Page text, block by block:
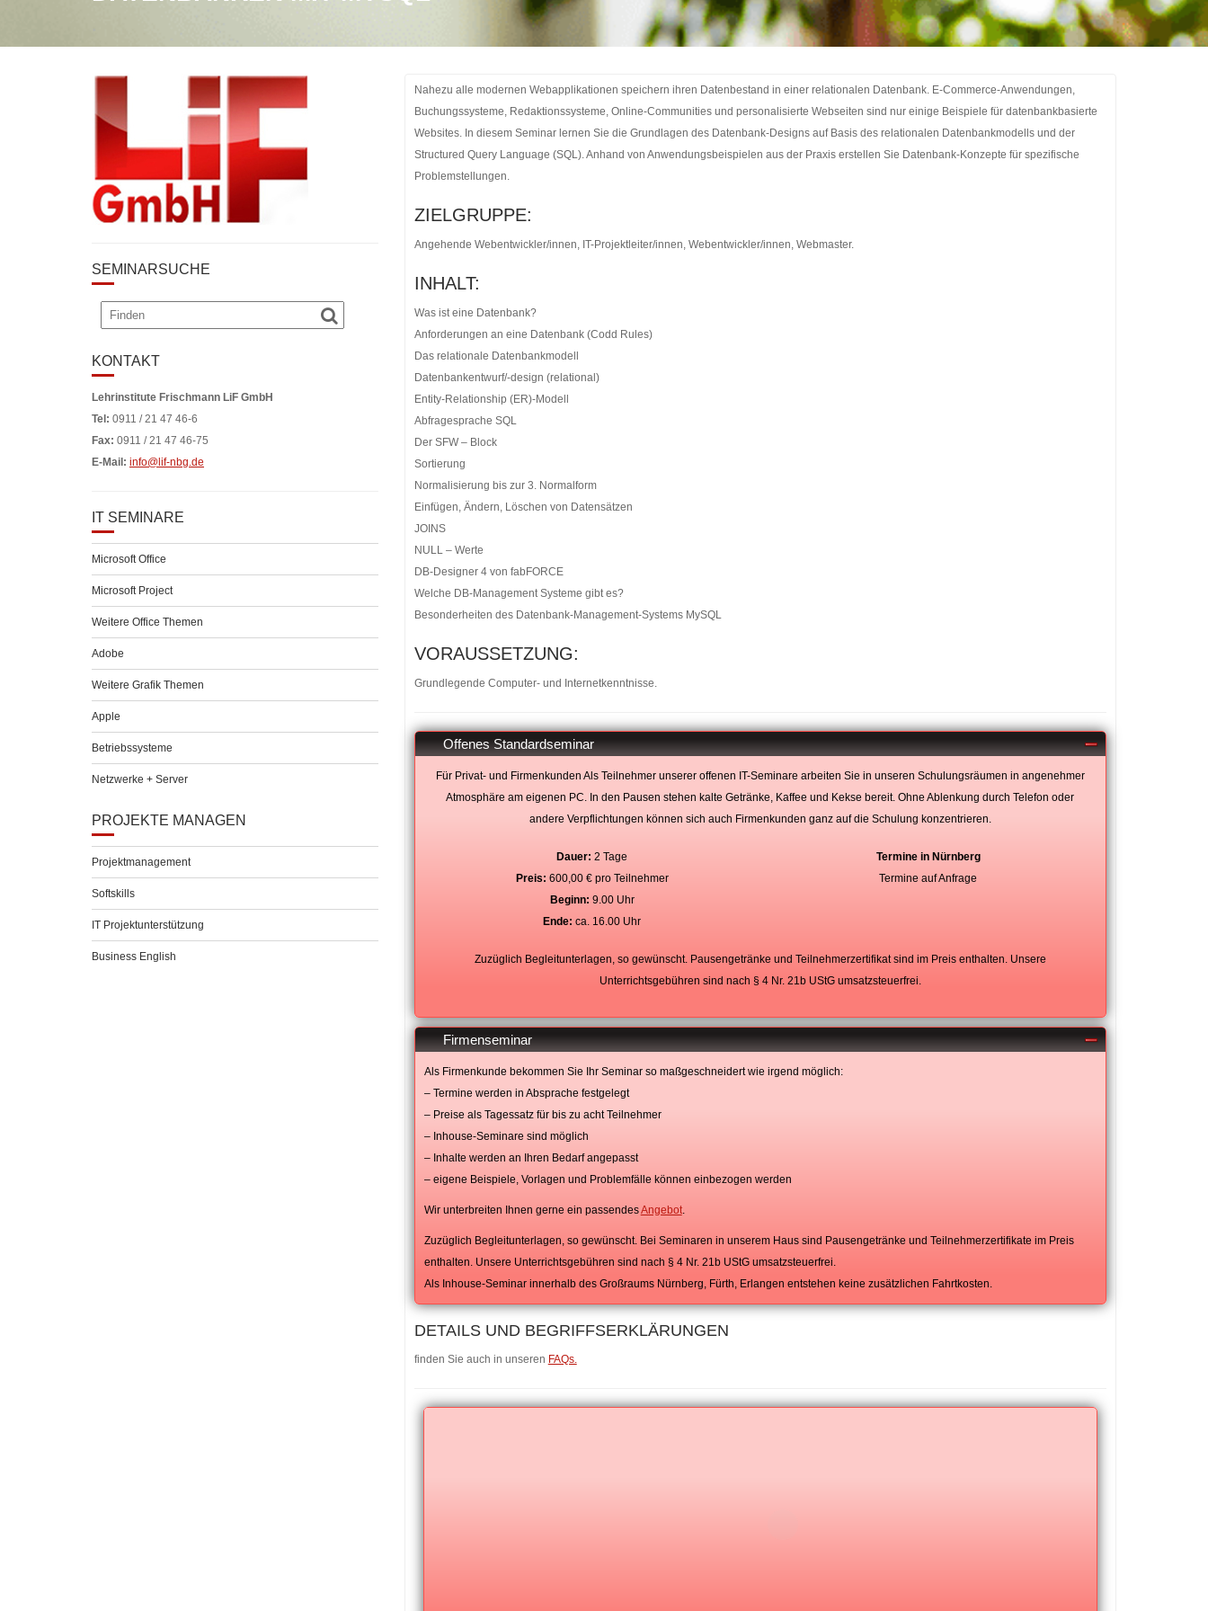
Nahezu alle modernen Webapplikationen speichern ihren Datenbestand in einer relationalen Datenbank. E-Commerce-Anwendungen,
Buchungssysteme, Redaktionssysteme, Online-Communities und personalisierte Webseiten sind nur einige Beispiele für datenbankbasierte
Websites. In diesem Seminar lernen Sie die Grundlagen des Datenbank-Designs auf Basis des relationalen Datenbankmodells und der
Structured Query Language (SQL). Anhand von Anwendungsbeispielen aus der Praxis erstellen Sie Datenbank-Konzepte für spezifische
Problemstellungen.
ZIELGRUPPE:
Angehende Webentwickler/innen, IT-Projektleiter/innen, Webentwickler/innen, Webmaster.
INHALT:
Was ist eine Datenbank?
Anforderungen an eine Datenbank (Codd Rules)
Das relationale Datenbankmodell
Datenbankentwurf/-design (relational)
Entity-Relationship (ER)-Modell
Abfragesprache SQL
Der SFW – Block
Sortierung
Normalisierung bis zur 3. Normalform
Einfügen, Ändern, Löschen von Datensätzen
JOINS
NULL – Werte
DB-Designer 4 von fabFORCE
Welche DB-Management Systeme gibt es?
Besonderheiten des Datenbank-Management-Systems MySQL
VORAUSSETZUNG:
Grundlegende Computer- und Internetkenntnisse.
Offenes Standardseminar
Für Privat- und Firmenkunden Als Teilnehmer unserer offenen IT-Seminare arbeiten Sie in unseren Schulungsräumen in angenehmer
Atmosphäre am eigenen PC. In den Pausen stehen kalte Getränke, Kaffee und Kekse bereit. Ohne Ablenkung durch Telefon oder
andere Verpflichtungen können sich auch Firmenkunden ganz auf die Schulung konzentrieren.
Dauer: 2 Tage
Preis: 600,00 € pro Teilnehmer
Beginn: 9.00 Uhr
Ende: ca. 16.00 Uhr
Termine in Nürnberg
Termine auf Anfrage
Zuzüglich Begleitunterlagen, so gewünscht. Pausengetränke und Teilnehmerzertifikat sind im Preis enthalten. Unsere
Unterrichtsgebühren sind nach § 4 Nr. 21b UStG umsatzsteuerfrei.
Firmenseminar
Als Firmenkunde bekommen Sie Ihr Seminar so maßgeschneidert wie irgend möglich:
– Termine werden in Absprache festgelegt
– Preise als Tagessatz für bis zu acht Teilnehmer
– Inhouse-Seminare sind möglich
– Inhalte werden an Ihren Bedarf angepasst
– eigene Beispiele, Vorlagen und Problemfälle können einbezogen werden
Wir unterbreiten Ihnen gerne ein passendesAngebot.
Zuzüglich Begleitunterlagen, so gewünscht. Bei Seminaren in unserem Haus sind Pausengetränke und Teilnehmerzertifikate im Preis
enthalten. Unsere Unterrichtsgebühren sind nach § 4 Nr. 21b UStG umsatzsteuerfrei.
Als Inhouse-Seminar innerhalb des Großraums Nürnberg, Fürth, Erlangen entstehen keine zusätzlichen Fahrtkosten.
DETAILS UND BEGRIFFSERKLÄRUNGEN
finden Sie auch in unseren FAQs.
SEMINARSUCHE
KONTAKT
Lehrinstitute Frischmann LiF GmbH
Tel: 0911 / 21 47 46-6
Fax: 0911 / 21 47 46-75
E-Mail: info@lif-nbg.de
IT SEMINARE
Microsoft Office
Microsoft Project
Weitere Office Themen
Adobe
Weitere Grafik Themen
Apple
Betriebssysteme
Netzwerke + Server
PROJEKTE MANAGEN
Projektmanagement
Softskills
IT Projektunterstützung
Business English